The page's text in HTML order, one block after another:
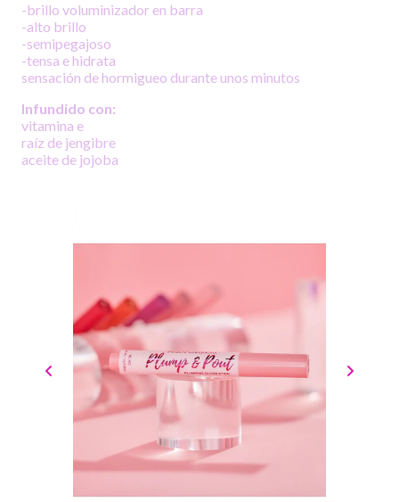
-brillo voluminizador en barra
-alto brillo
-semipegajoso
-tensa e hidrata
sensación de hormigueo durante unos minutos
Infundido con:
vitamina e
raíz de jengibre
aceite de jojoba